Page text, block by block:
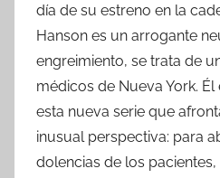
día de su estreno en la
Hanson es un arrogante
engreimiento, se trata de
médicos de Nueva York.
esta nueva serie que
inusual perspectiva: para
dolencias de los